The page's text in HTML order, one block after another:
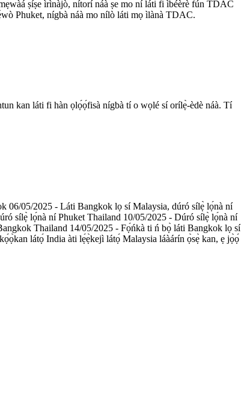
ṣíṣe ìrìnàjò, nítorí náà ṣe mo ní láti fi ìbéèrè fún TDAC
Phuket, nígbà náà mo nílò láti mọ ìlànà TDAC.
kan láti fi hàn ọlọ́ọ́fisà nígbà tí o wọlé sí orílẹ̀-èdè náà. Tí
06/05/2025 - Láti Bangkok lọ sí Malaysia, dúró sílẹ̀ lọ́nà ní
sílẹ̀ lọ́nà ní Phuket Thailand 10/05/2025 - Dúró sílẹ̀ lọ́nà ní
Thailand 14/05/2025 - Fọ́ńkà ti ń bọ̀ láti Bangkok lọ sí
látọ́ India àti lẹ́ẹ̀kejì látọ́ Malaysia láàárín ọ̀sẹ̀ kan, ẹ jọ̀ọ́